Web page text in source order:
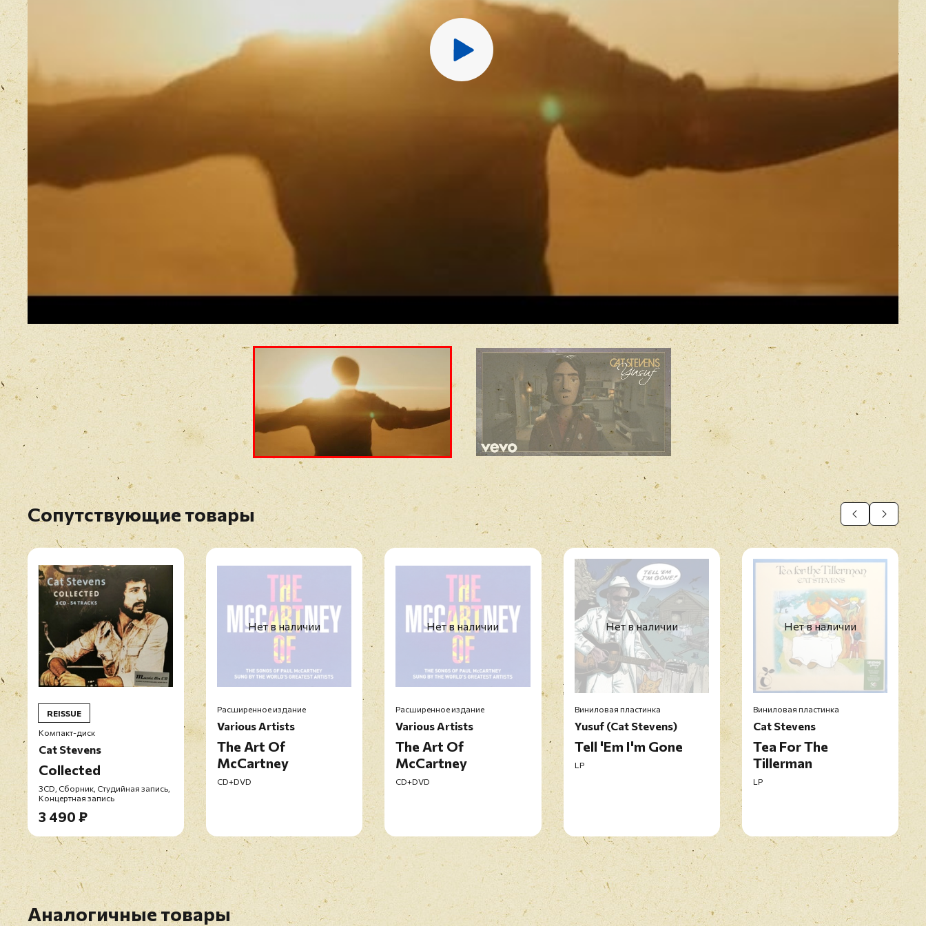
Сопутствующие товары
REISSUE
Компакт-диск
Cat Stevens
Collected
3CD, Сборник, Студийная запись,
Концертная запись
3 490 ₽
Нет в наличии
Расширенное издание
Various Artists
The Art Of
McCartney
CD+DVD
Нет в наличии
Расширенное издание
Various Artists
The Art Of
McCartney
CD+DVD
Нет в наличии
Виниловая пластинка
Yusuf (Cat Stevens)
Tell 'Em I'm Gone
LP
Нет в наличии
Виниловая пластинка
Cat Stevens
Tea For The
Tillerman
LP
Аналогичные товары